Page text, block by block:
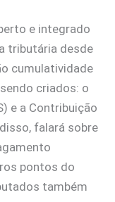
e integrado
tributária desde
cumulatividade
criados: o
e a Contribuição
falará sobre
pontos do
também